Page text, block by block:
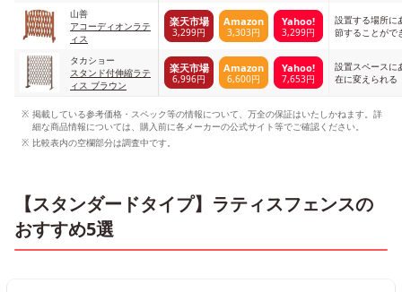
山善
アコーディオンラテ
ィス
楽天市場
3,299円
Amazon
3,303円
Yahoo!
3,299円
設置する場所に
節することがで
タカショー
スタンド付伸縮ラテ
ィス ブラウン
楽天市場
6,996円
Amazon
6,600円
Yahoo!
7,653円
設置スペースに
在に変えられる
掲載している参考価格・スペック等の情報について、万全の保証はいたしかねます。詳
細な商品情報については、購入前に各メーカーの公式サイト等でご確認ください。
比較表内の空欄部分は調査中です。
【スタンダードタイプ】ラティスフェンスの
おすすめ5選